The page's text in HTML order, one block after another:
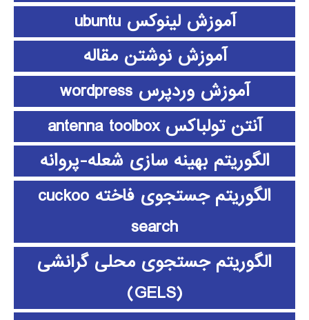
آموزش لینوکس ubuntu
آموزش نوشتن مقاله
آموزش وردپرس wordpress
آنتن تولباکس antenna toolbox
الگوریتم بهینه سازی شعله-پروانه
الگوریتم جستجوی فاخته cuckoo
search
الگوریتم جستجوی محلی گرانشی
(GELS)